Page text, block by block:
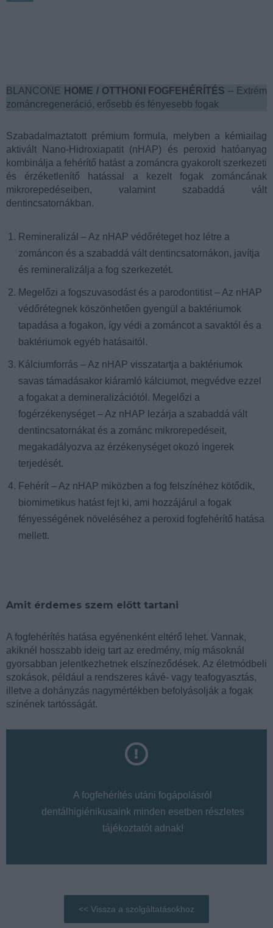
BLANCONE HOME / OTTHONI FOGFEHÉRÍTÉS – Extrém
zománcregeneráció, erősebb és fényesebb fogak
Szabadalmaztatott prémium formula, melyben a kémiailag
aktivált Nano-Hidroxiapatit (nHAP) és peroxid hatóanyag
kombinálja a fehérítő hatást a zománcra gyakorolt szerkezeti
és érzéketlenítő hatással a kezelt fogak zománcának
mikrorepedéseiben, valamint szabaddá vált
dentincsatornákban.
Remineralizál – Az nHAP védőréteget hoz létre a
zománcon és a szabaddá vált dentincsatornákon, javítja
és remineralizálja a fog szerkezetét.
Megelőzi a fogszuvasodást és a parodontitist – Az nHAP
védőrétegnek köszönhetően gyengül a baktériumok
tapadása a fogakon, így védi a zománcot a savaktól és a
baktériumok egyéb hatásaitól.
Kálciumforrás – Az nHAP visszatartja a baktériumok
savas támadásakor kiáramló kálciumot, megvédve ezzel
a fogakat a demineralizációtól. Megelőzi a
fogérzékenységet – Az nHAP lezárja a szabaddá vált
dentincsatornákat és a zománc mikrorepedéseit,
megakadályozva az érzékenységet okozó ingerek
terjedését.
Fehérít – Az nHAP miközben a fog felszínéhez kötődik,
biomimetikus hatást fejt ki, ami hozzájárul a fogak
fényességének növeléséhez a peroxid fogfehérítő hatása
mellett.
Amit érdemes szem előtt tartani
A fogfehérítés hatása egyénenként eltérő lehet. Vannak,
akiknél hosszabb ideig tart az eredmény, míg másoknál
gyorsabban jelentkezhetnek elszíneződések. Az életmódbeli
szokások, például a rendszeres kávé- vagy teafogyasztás,
illetve a dohányzás nagymértékben befolyásolják a fogak
színének tartósságát.
A fogfehérítés utáni fogápolásról
dentálhigiénikusaink minden esetben részletes
tájékoztatót adnak!
<< Vissza a szolgáltatásokhoz